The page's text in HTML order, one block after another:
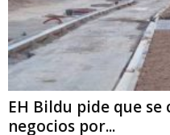
EH Bildu pide que se
negocios por...